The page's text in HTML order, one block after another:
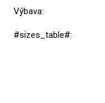
Výbava:
#sizes_table#: